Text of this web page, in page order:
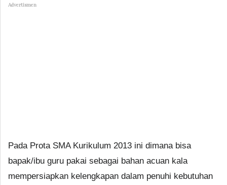
Advertismen
Pada Prota SMA Kurikulum 2013 ini dimana bisa
bapak/ibu guru pakai sebagai bahan acuan kala
mempersiapkan kelengkapan dalam penuhi kebutuhan